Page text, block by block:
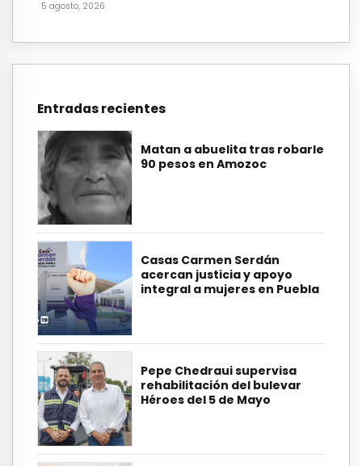
5 agosto, 2026
Entradas recientes
Matan a abuelita tras robarle
90 pesos en Amozoc
Casas Carmen Serdán
acercan justicia y apoyo
integral a mujeres en Puebla
Pepe Chedraui supervisa
rehabilitación del bulevar
Héroes del 5 de Mayo